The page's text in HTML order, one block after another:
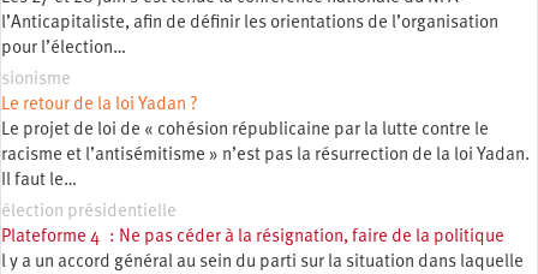
l’Anticapitaliste, afin de définir les orientations de l’organisation
pour l’élection…
sionisme
Le retour de la loi Yadan ?
Le projet de loi de « cohésion républicaine par la lutte contre le
racisme et l’antisémitisme » n’est pas la résurrection de la loi Yadan.
Il faut le…
élection présidentielle
Plateforme 4 : Ne pas céder à la résignation, faire de la politique
l y a un accord général au sein du parti sur la situation dans laquelle